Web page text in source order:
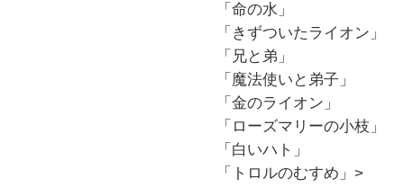
「命の水」
「きずついたライオン」
「兄と弟」
「魔法使いと弟子」
「金のライオン」
「ローズマリーの小枝」
「白いハト」
「トロルのむすめ」>